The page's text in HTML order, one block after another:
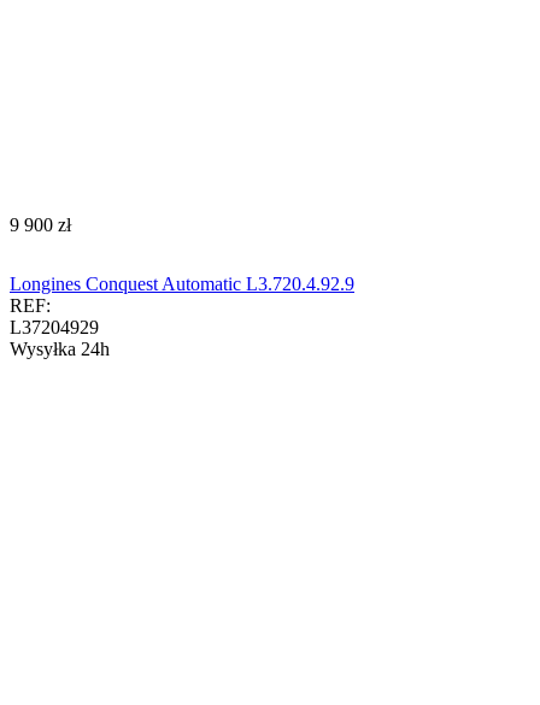
‍9 900‍ zł
Longines Conquest Automatic L3.720.4.92.9
REF:
L37204929
Wysyłka 24h